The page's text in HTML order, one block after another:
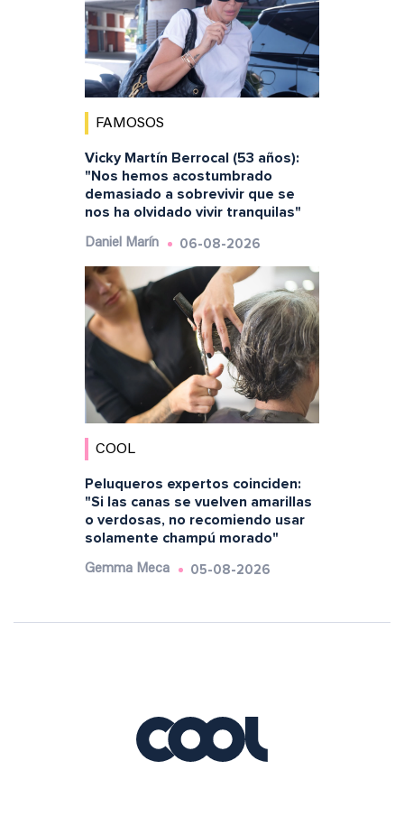
FAMOSOS
Vicky Martín Berrocal (53 años):
"Nos hemos acostumbrado
demasiado a sobrevivir que se
nos ha olvidado vivir tranquilas"
Daniel Marín 06-08-2026
COOL
Peluqueros expertos coinciden:
"Si las canas se vuelven amarillas
o verdosas, no recomiendo usar
solamente champú morado"
Gemma Meca 05-08-2026